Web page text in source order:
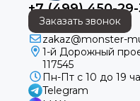
+7 (499) 450-
Заказать звонок
zakaz@monster-
1-й Дорожный
117545
Пн-Пт с 10 до 19
Telegram